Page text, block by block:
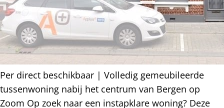
Per direct beschikbaar | Volledig gemeubileerde
tussenwoning nabij het centrum van Bergen op
Zoom Op zoek naar een instapklare woning? Deze